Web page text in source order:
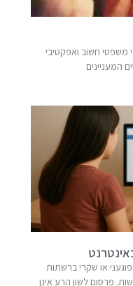
משפטי חשוב ואפקטיבי
המעניינים
או שקרי ברשתות
פרסום לשון הרע אינן